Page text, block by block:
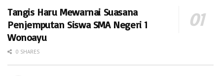
Tangis Haru Mewarnai Suasana
Penjemputan Siswa SMA Negeri 1
Wonoayu
0 SHARES